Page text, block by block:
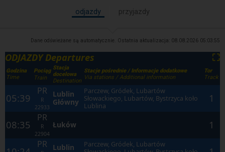
odjazdy przyjazdy
Dane odświeżane są automatycznie. Ostatnia aktualizacja: 08.08.2026 05:03:55
ODJAZDY Departures ⛶
Godzina
Time
Pociąg
Train
Stacja
docelowa
Destination
Stacje pośrednie / Informacje dodatkowe
Via stations / Additional information
Tor
Track
05:39
PR
R
22933
Lublin
Główny
Parczew, Gródek, Lubartów
Słowackiego, Lubartów, Bystrzyca koło
Lublina
1
08:35
PR
R
22904
Łuków 1
PR
Lublin
Parczew, Gródek, Lubartów